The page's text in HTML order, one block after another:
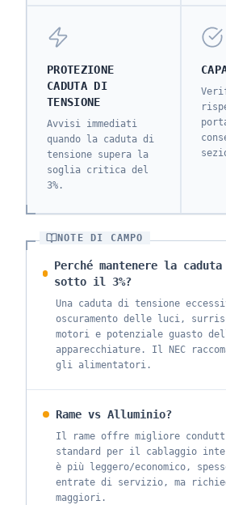
PROTEZIONE
CADUTA DI
TENSIONE
Avvisi immediati
quando la caduta di
tensione supera la
soglia critica del
3%.
NOTE DI CAMPO
Perché mantenere la
sotto il 3%?
Una caduta di tensione
oscuramento delle luci,
motori e potenziale guasto
apparecchiature. Il NEC
gli alimentatori.
Rame vs Alluminio?
Il rame offre migliore
standard per il cablaggio
è più leggero/economico,
entrate di servizio, ma
maggiori.